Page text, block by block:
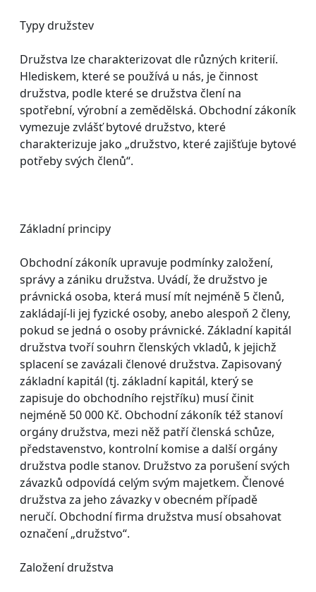
Typy družstev
Družstva lze charakterizovat dle různých kriterií.
Hlediskem, které se používá u nás, je činnost
družstva, podle které se družstva člení na
spotřební, výrobní a zemědělská. Obchodní zákoník
vymezuje zvlášť bytové družstvo, které
charakterizuje jako „družstvo, které zajišťuje bytové
potřeby svých členů“.
Základní principy
Obchodní zákoník upravuje podmínky založení,
správy a zániku družstva. Uvádí, že družstvo je
právnická osoba, která musí mít nejméně 5 členů,
zakládají-li jej fyzické osoby, anebo alespoň 2 členy,
pokud se jedná o osoby právnické. Základní kapitál
družstva tvoří souhrn členských vkladů, k jejichž
splacení se zavázali členové družstva. Zapisovaný
základní kapitál (tj. základní kapitál, který se
zapisuje do obchodního rejstříku) musí činit
nejméně 50 000 Kč. Obchodní zákoník též stanoví
orgány družstva, mezi něž patří členská schůze,
představenstvo, kontrolní komise a další orgány
družstva podle stanov. Družstvo za porušení svých
závazků odpovídá celým svým majetkem. Členové
družstva za jeho závazky v obecném případě
neručí. Obchodní firma družstva musí obsahovat
označení „družstvo“.
Založení družstva